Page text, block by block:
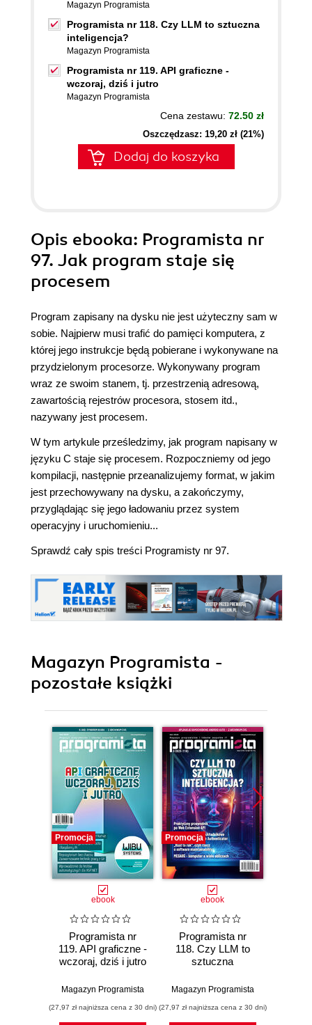
Magazyn Programista
Programista nr 118. Czy LLM to sztuczna
inteligencja?
Magazyn Programista
Programista nr 119. API graficzne -
wczoraj, dziś i jutro
Magazyn Programista
Cena zestawu: 72.50 zł
Oszczędzasz: 19,20 zł (21%)
Dodaj do koszyka
Opis ebooka: Programista nr
97. Jak program staje się
procesem
Program zapisany na dysku nie jest użyteczny sam w
sobie. Najpierw musi trafić do pamięci komputera, z
której jego instrukcje będą pobierane i wykonywane na
przydzielonym procesorze. Wykonywany program
wraz ze swoim stanem, tj. przestrzenią adresową,
zawartością rejestrów procesora, stosem itd.,
nazywany jest procesem.
W tym artykule prześledzimy, jak program napisany w
języku C staje się procesem. Rozpoczniemy od jego
kompilacji, następnie przeanalizujemy format, w jakim
jest przechowywany na dysku, a zakończymy,
przyglądając się jego ładowaniu przez system
operacyjny i uruchomieniu...
Sprawdź cały spis treści Programisty nr 97.
Magazyn Programista -
pozostałe książki
Promocja
ebook
Programista nr
119. API graficzne -
wczoraj, dziś i jutro
Magazyn Programista
(27,97 zł najniższa cena z 30 dni)
Promocja
ebook
Programista nr
118. Czy LLM to
sztuczna
Magazyn Programista
(27,97 zł najniższa cena z 30 dni)